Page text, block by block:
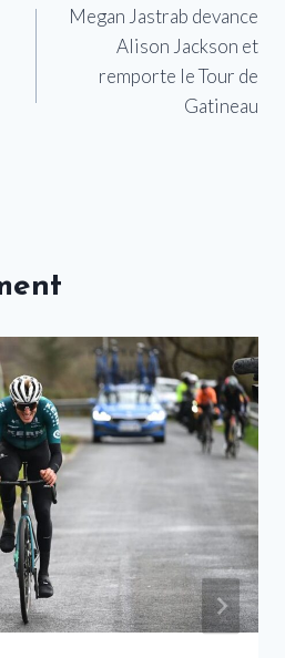
Megan Jastrab devance
Alison Jackson et
remporte le Tour de
Gatineau